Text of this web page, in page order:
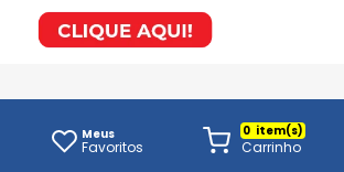
Meus
Favoritos
0